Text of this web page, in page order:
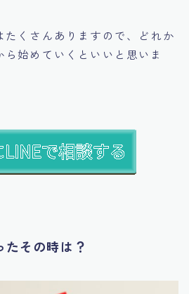
たくさんありますので、どれか
始めていくといいと思いま
その時は？